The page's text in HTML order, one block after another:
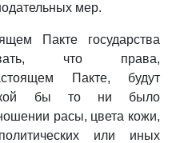
мер.
Пакте государства
что права,
Пакте, будут
бы то ни было
расы, цвета кожи,
или иных